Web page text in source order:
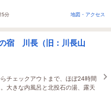
分 地図・アクセス
宿 川長（旧：川長山
チェックアウトまで、ほぼ24時間
大きな内風呂と北投石の湯、露天